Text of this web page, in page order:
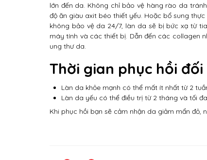
lớn đến da. Không chỉ bảo vệ hàng rào da
độ ăn giàu axit béo thiết yếu. Hoặc bổ sung
không bảo vệ da 24/7, làn da sẽ bị bức xạ từ
máy tính và các thiết bị. Dẫn đến các collagen
ung thư da.
Thời gian phục hồi
Làn da khỏe mạnh có thể mất ít nhất từ 2
Làn da yếu có thể điều trị từ 2 tháng và tối
Khi phục hồi bạn sẽ cảm nhận da giảm mẩn đỏ,